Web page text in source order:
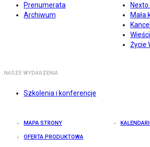
Prenumerata
Archiwum
Mała
Życie
NASZE WYDARZENIA
Szkolenia i konferencje
MAPA STRONY
OFERTA PRODUKTOWA